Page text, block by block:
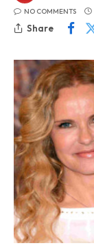
NO COMMENTS
Share